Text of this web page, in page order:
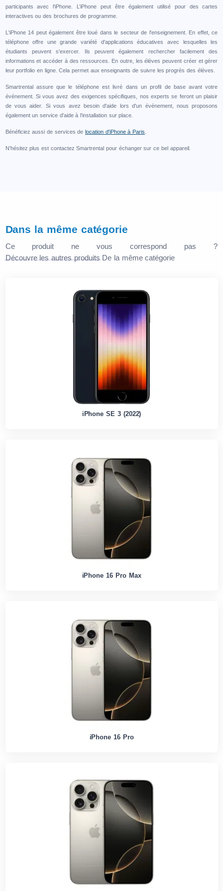
participants avec l'iPhone. L’iPhone peut être également utilisé pour des cartes
interactives ou des brochures de programme.
L'iPhone 14 peut également être loué dans le secteur de l'enseignement. En effet, ce
téléphone offre une grande variété d'applications éducatives avec lesquelles les
étudiants peuvent s'exercer. Ils peuvent également rechercher facilement des
informations et accéder à des ressources. En outre, les élèves peuvent créer et gérer
leur portfolio en ligne. Cela permet aux enseignants de suivre les progrès des élèves.
Smartrental assure que le téléphone est livré dans un profil de base avant votre
événement. Si vous avez des exigences spécifiques, nos experts se feront un plaisir
de vous aider. Si vous avez besoin d'aide lors d'un événement, nous proposons
également un service d'aide à l'installation sur place.
Bénéficiez aussi de services de location d'iPhone à Paris
N’hésitez plus est contactez Smartrental pour échanger sur ce bel appareil.
Dans la même catégorie
Ce produit ne vous correspond pas ?
Découvre les autres produits De la même catégorie
iPhone SE 3 (2022)
iPhone 16 Pro Max
iPhone 16 Pro